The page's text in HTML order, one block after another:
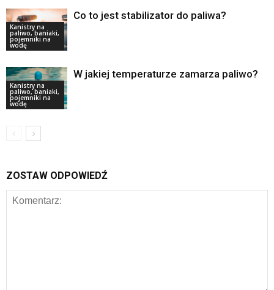
Kanistry na
paliwo, baniaki,
pojemniki na
wodę
Co to jest stabilizator do paliwa?
Kanistry na
paliwo, baniaki,
pojemniki na
wodę
W jakiej temperaturze zamarza paliwo?
ZOSTAW ODPOWIEDŹ